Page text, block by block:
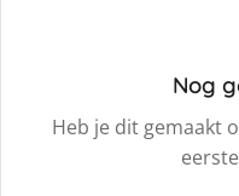
Nog
Heb je dit gemaakt